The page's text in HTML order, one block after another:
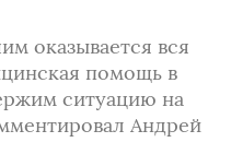
оказывается вся
помощь в
ситуацию на
Андрей